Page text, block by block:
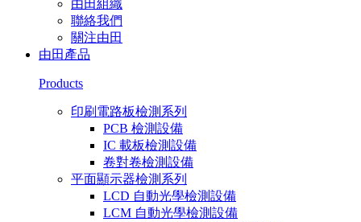
由田組織
聯絡我們
關注由田
由田產品
Products
印刷電路板檢測系列
PCB 檢測設備
IC 載板檢測設備
卷對卷檢測設備
平面顯示器檢測系列
LCD 自動光學檢測設備
LCM 自動光學檢測設備